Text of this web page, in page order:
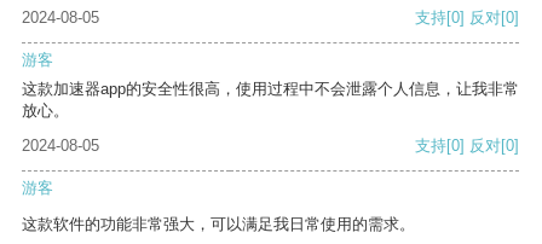
2024-08-05 支持[0] 反对[0]
游客
这款加速器app的安全性很高，使用过程中不会泄露个人信息，让我非常
放心。
2024-08-05
支持[0] 反对[0]
游客
这款软件的功能非常强大，可以满足我日常使用的需求。